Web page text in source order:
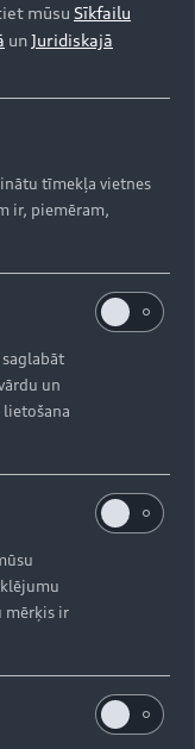
kas ir
ir pieejams tieši jūsu
Uz augšu
mūsu Sīkfailu
unJuridiskajā
tīmekļa vietnes
ir, piemēram,
un
mērķis ir